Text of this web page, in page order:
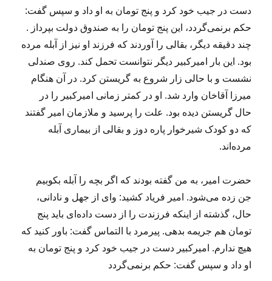
دست در جیب خود کرد و پنج تومان به او داد و سپس گفت:
حکم برنمی‌گردد، این پنج تومان را به صندوق دولت بپرداز .
چند دقیقه دیگر، بقالی را آوردند که فرزند او نیز از آبله مرده
بود. این بار امیرکبیر دیگر نتوانست تحمل کند. روی صندلی
نشست و با حالی زار شروع به گریستن کرد. در آن هنگام
میرزا آقاخان وارد شد. او در کمتر زمانی امیرکبیر را در
حال گریستن دیده بود. علت را پرسید و ملازمان امیر گفتند
که دو کودک شیرخوار پاره دوز و بقالی از بیماری آبله
مرده‌اند.
حضرت امیر، به من گفته بودند که اگر بچه را آبله بکوبیم
جن زده می‌شود. امیر فریاد کشید: وای از جهل و نادانی،
حال، گذشته از اینکه فرزندت را از دست داده‌ای باید پنج
تومان هم جریمه بدهی. پیرمرد با التماس گفت: باور کنید که
هیچ ندارم. امیرکبیر دست در جیب خود کرد و پنج تومان به
او داد و سپس گفت: حکم برنمی‌گردد